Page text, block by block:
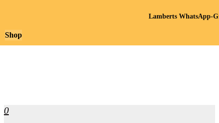
0
Shop
Lamberts WhatsApp-